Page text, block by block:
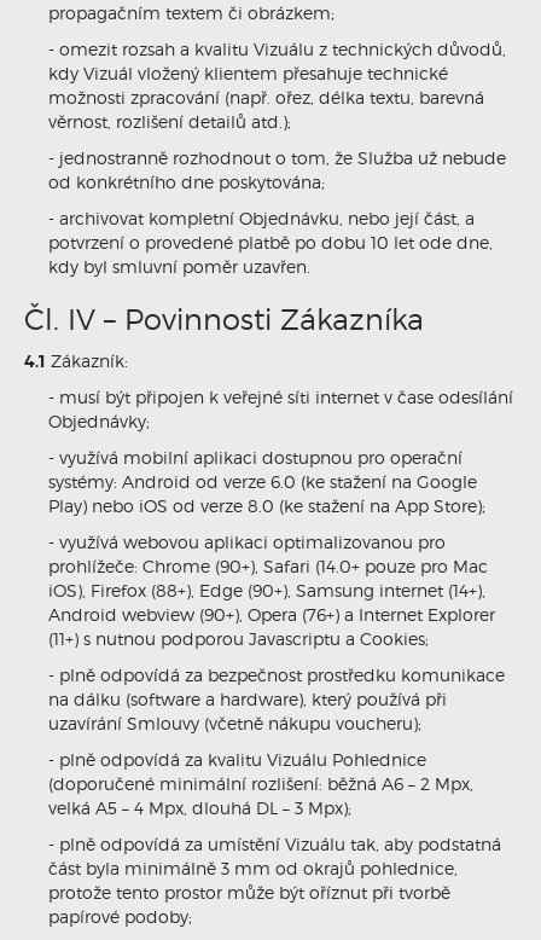
propagačním textem či obrázkem;
- omezit rozsah a kvalitu Vizuálu z technických důvodů,
kdy Vizuál vložený klientem přesahuje technické
možnosti zpracování (např. ořez, délka textu, barevná
věrnost, rozlišení detailů atd.);
- jednostranně rozhodnout o tom, že Služba už nebude
od konkrétního dne poskytována;
- archivovat kompletní Objednávku, nebo její část, a
potvrzení o provedené platbě po dobu 10 let ode dne,
kdy byl smluvní poměr uzavřen.
Čl. IV – Povinnosti Zákazníka
4.1 Zákazník:
- musí být připojen k veřejné síti internet v čase odesílání
Objednávky;
- využívá mobilní aplikaci dostupnou pro operační
systémy: Android od verze 6.0 (ke stažení na Google
Play) nebo iOS od verze 8.0 (ke stažení na App Store);
- využívá webovou aplikaci optimalizovanou pro
prohlížeče: Chrome (90+), Safari (14.0+ pouze pro Mac
iOS), Firefox (88+), Edge (90+), Samsung internet (14+),
Android webview (90+), Opera (76+) a Internet Explorer
(11+) s nutnou podporou Javascriptu a Cookies;
- plně odpovídá za bezpečnost prostředku komunikace
na dálku (software a hardware), který používá při
uzavírání Smlouvy (včetně nákupu voucheru);
- plně odpovídá za kvalitu Vizuálu Pohlednice
(doporučené minimální rozlišení: běžná A6 – 2 Mpx,
velká A5 – 4 Mpx, dlouhá DL – 3 Mpx);
- plně odpovídá za umístění Vizuálu tak, aby podstatná
část byla minimálně 3 mm od okrajů pohlednice,
protože tento prostor může být oříznut při tvorbě
papírové podoby;